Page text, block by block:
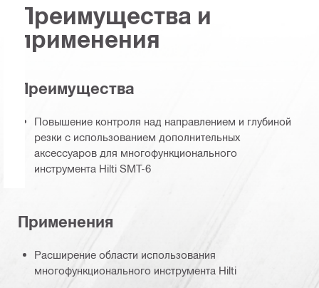
Преимущества и
применения
Преимущества
Повышение контроля над направлением и глубиной
резки с использованием дополнительных
аксессуаров для многофункционального
инструмента Hilti SMT-6
Применения
Расширение области использования
многофункционального инструмента Hilti